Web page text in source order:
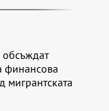
финансова
мигрантската